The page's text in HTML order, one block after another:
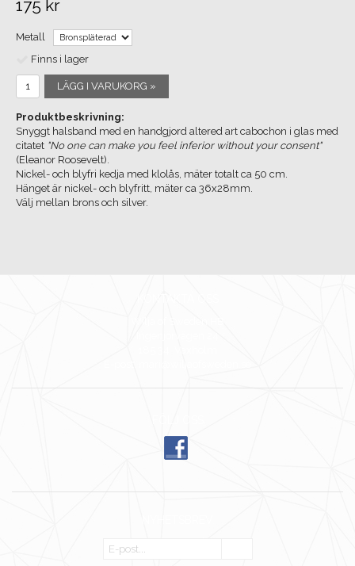
175 kr
Metall
Finns i lager
LÄGG I VARUKORG »
Produktbeskrivning:
Snyggt halsband med en handgjord altered art cabochon i glas med
citatet "No one can make you feel inferior without your consent"
(Eleanor Roosevelt).
Nickel- och blyfri kedja med klolås, mäter totalt ca 50 cm.
Hänget är nickel- och blyfritt, mäter ca 36x28mm.
Välj mellan brons och silver.